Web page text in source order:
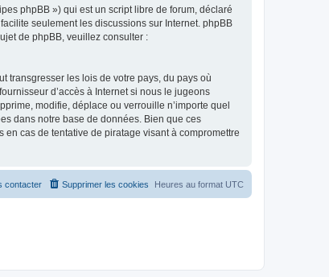
phpBB ») qui est un script libre de forum, déclaré
facilite seulement les discussions sur Internet. phpBB
de phpBB, veuillez consulter :
transgresser les lois de votre pays, du pays où
d’accès à Internet si nous le jugeons
modifie, déplace ou verrouille n’importe quel
dans notre base de données. Bien que ces
cas de tentative de piratage visant à compromettre
Heures au format UTC
Supprimer les cookies
contacter